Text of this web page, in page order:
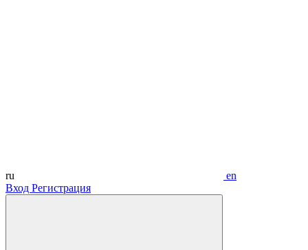
ru
en
Вход Регистрация